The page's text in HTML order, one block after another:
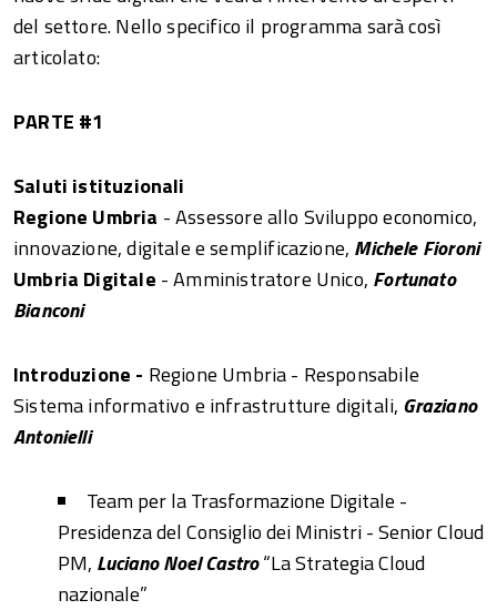
del settore. Nello specifico il programma sarà così
articolato:
PARTE #1
Saluti istituzionali
Regione Umbria - Assessore allo Sviluppo economico,
innovazione, digitale e semplificazione, Michele Fioroni
Umbria Digitale - Amministratore Unico, Fortunato
Bianconi
Introduzione - Regione Umbria - Responsabile
Sistema informativo e infrastrutture digitali, Graziano
Antonielli
Team per la Trasformazione Digitale -
Presidenza del Consiglio dei Ministri - Senior Cloud
PM, Luciano Noel Castro“La Strategia Cloud
nazionale”